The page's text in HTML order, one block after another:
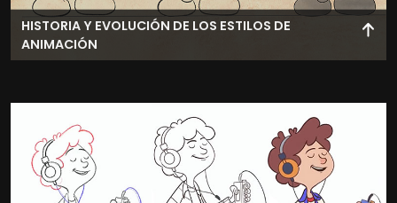
HISTORIA Y EVOLUCIÓN DE LOS ESTILOS DE
ANIMACIÓN
aprende a aplicar técnicas visuales históricas a tus
producciones.